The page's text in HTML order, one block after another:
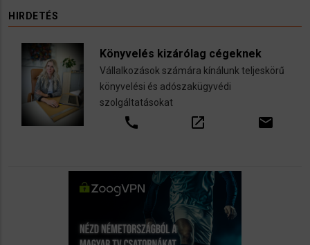
HIRDETÉS
Könyvelés kizárólag cégeknek
Vállalkozások számára kínálunk teljeskörű
könyvelési és adószakügyvédi
szolgáltatásokat
call open_in_new email